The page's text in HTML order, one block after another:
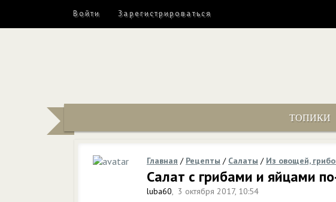
Войти Зарегистрироваться
ТОПИКИ
Главная / Рецепты / Салаты / Из овощей,
Салат с грибами и яйцами
luba60, 3 октября 2017, 10:54